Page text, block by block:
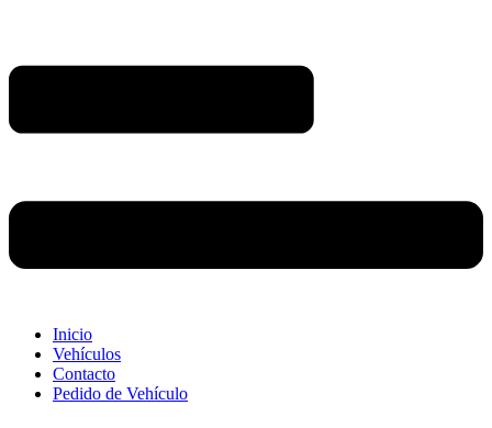
Inicio
Vehículos
Contacto
Pedido de Vehículo